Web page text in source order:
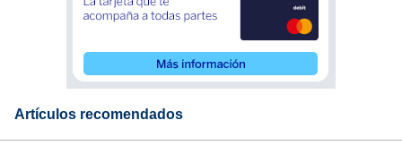
Artículos recomendados